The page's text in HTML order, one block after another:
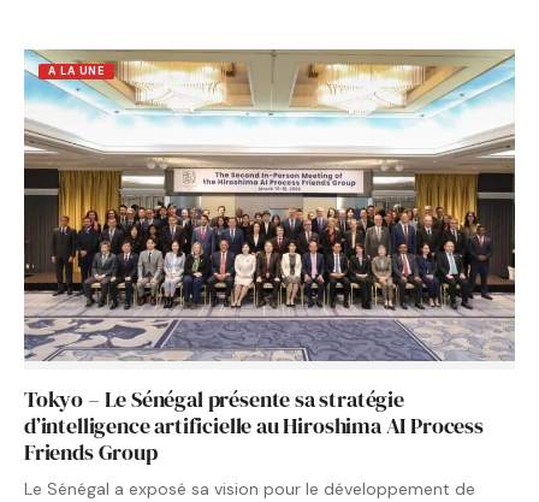
A LA UNE
Tokyo – Le Sénégal présente sa stratégie
d’intelligence artificielle au Hiroshima AI Process
Friends Group
Le Sénégal a exposé sa vision pour le développement de